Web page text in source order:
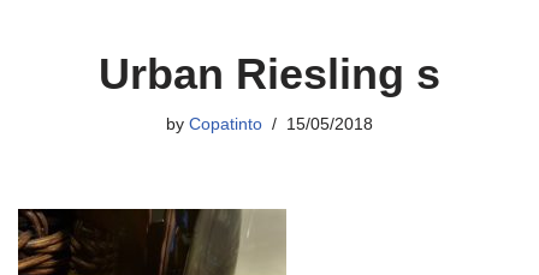
Urban Riesling s
by Copatinto 15/05/2018